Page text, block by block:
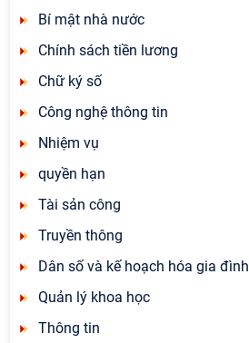
Bí mật nhà nước
Chính sách tiền lương
Chữ ký số
Công nghệ thông tin
Nhiệm vụ
quyền hạn
Tài sản công
Truyền thông
Dân số và kế hoạch hóa gia đình
Quản lý khoa học
Thông tin